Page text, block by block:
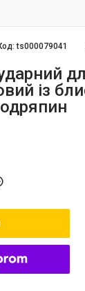
ts000079041
із